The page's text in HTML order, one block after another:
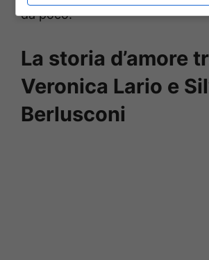
da poco.
La storia d’amore
Veronica Lario e
Berlusconi